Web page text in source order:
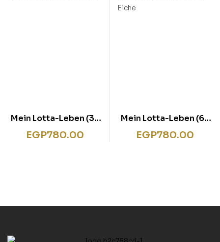
Mein Lotta-Leben (3).
Hier steckt der Wurm
drin!
EGP780.00
Mein Lotta-Leben (6).
Den Letzten knutschen
die Elche
EGP780.00